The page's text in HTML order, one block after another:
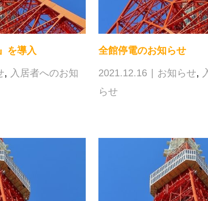
を導入
, 入居者へのお知
全館停電のお知らせ
2021.12.16 お知らせ,
らせ